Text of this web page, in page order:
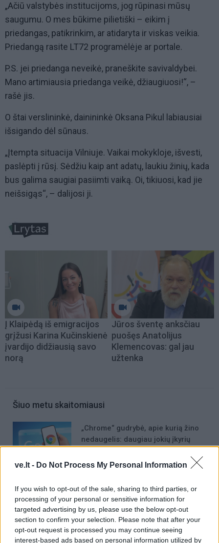
ve.lt - Do Not Process My Personal Information
If you wish to opt-out of the sale, sharing to third parties, or
processing of your personal or sensitive information for
targeted advertising by us, please use the below opt-out
section to confirm your selection. Please note that after your
opt-out request is processed you may continue seeing
interest-based ads based on personal information utilized by
„Ačiū valstybės institucijoms, jog rūpinasi mūsų
saugumu. O mes būkime pilietiški – eikim į
priedangas, patikrinkim, ar atidaryta ir viskas veikia.
Priedangą rasite LT72 programėlėje ar portale.
P.S. jei priedanga neveikė, praneškite savivaldybei.
Mano artimiausia priedanga veikė, džiaugiuosi!“, –
rašė jis.
O štai verslininkė, dainininkė Oksana Pikul labiausiai
išsigando dėl sūnaus.
„Įtempta situacija Vilniuje. Vaikai mokykloje, išvesti,
paslėpti į rūsį. Sėdžiu kaip ant adatų, laukiu žinių, kada
bus galima saugiai pasiimti vaiką. Oi, tikiuosi, kad jie
neišsigąs“, – dalijosi ji.
Į Klaipėdą iš emigracijos
grįžusi Karina Kučinskienė
įvardijo didžiausią savo
norą
Jūros šventę anksčiau
puošęs Anatolijus
Klemencovas: gal jau
užtenka
Šiuo metu skaitomiausi
„Chrome“ gudrybė, apie kurią žino
nedaugelis: daugiau jokių įkyrių
Dienos horoskopas 12 Zodiako
Kinija išbandė didžiausią pasaulyje
582 tonas sveriantį magnetą, kuris
bus naudojamas kuriant „dirbtinę